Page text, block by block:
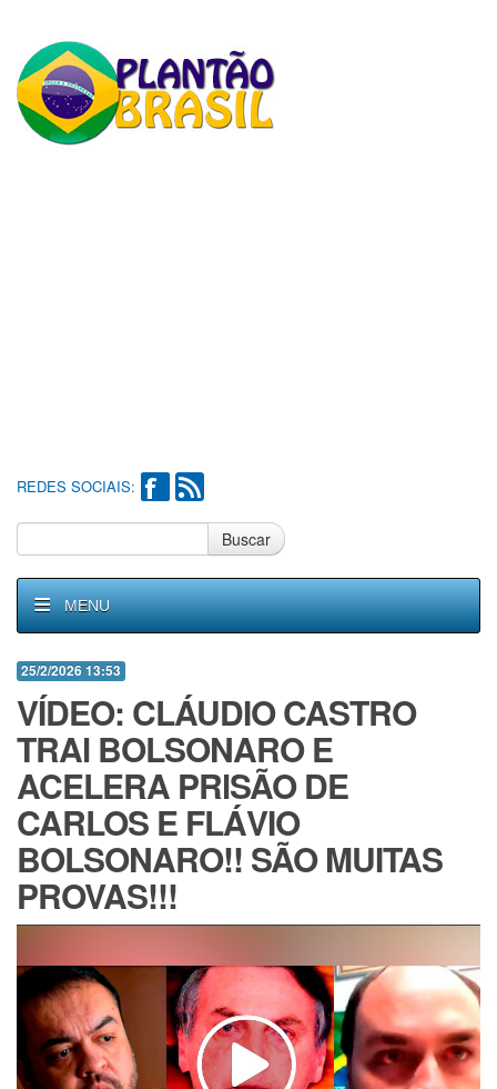
REDES SOCIAIS:
Buscar
MENU
25/2/2026 13:53
VÍDEO: CLÁUDIO CASTRO
TRAl BOLSONARO E
ACELERA PRlSÃO DE
CARLOS E FLÁVIO
BOLSONARO!! SÃO MUITAS
PROVAS!!!